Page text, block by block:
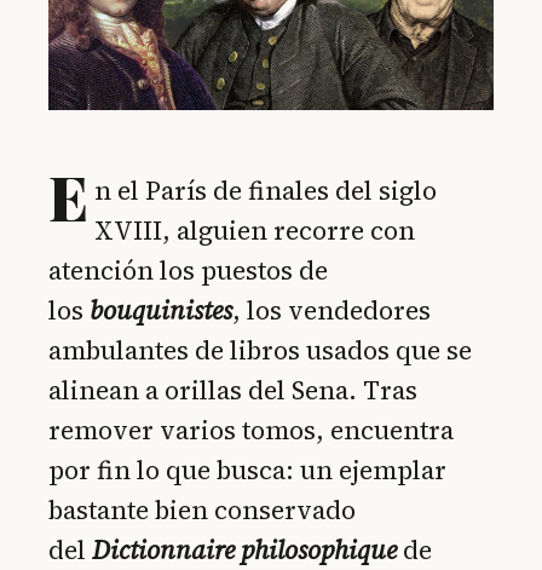
E n el París de finales del siglo
XVIII, alguien recorre con
atención los puestos de
los bouquinistes, los vendedores
ambulantes de libros usados que se
alinean a orillas del Sena. Tras
remover varios tomos, encuentra
por fin lo que busca: un ejemplar
bastante bien conservado
del Dictionnaire philosophiquede